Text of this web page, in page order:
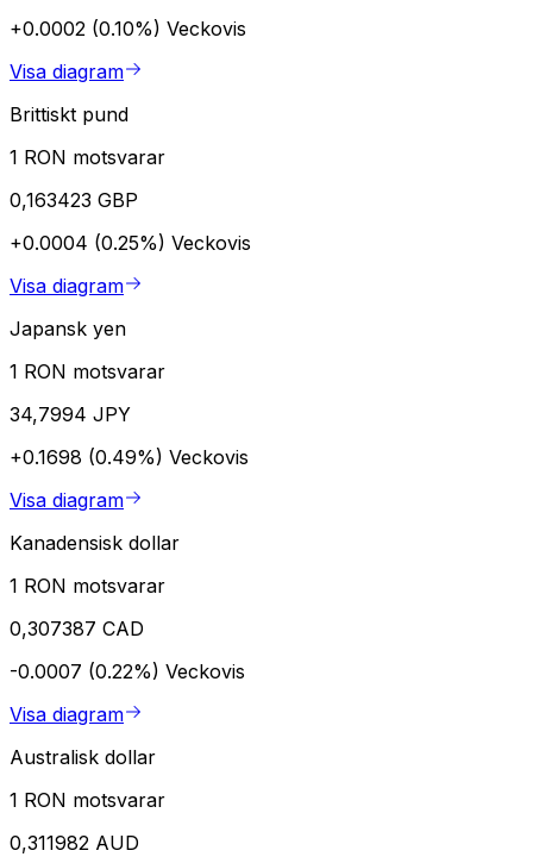
+0.0002 (0.10%) Veckovis
Visa diagram
Brittiskt pund
1 RON motsvarar
0,163423 GBP
+0.0004 (0.25%) Veckovis
Visa diagram
Japansk yen
1 RON motsvarar
34,7994 JPY
+0.1698 (0.49%) Veckovis
Visa diagram
Kanadensisk dollar
1 RON motsvarar
0,307387 CAD
-0.0007 (0.22%) Veckovis
Visa diagram
Australisk dollar
1 RON motsvarar
0,311982 AUD